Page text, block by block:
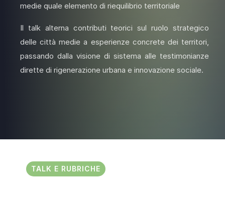
medie quale elemento di riequilibrio territoriale
Il talk alterna contributi teorici sul ruolo strategico
delle città medie a esperienze concrete dei territori,
passando dalla visione di sistema alle testimonianze
dirette di rigenerazione urbana e innovazione sociale.
TALK E RUBRICHE